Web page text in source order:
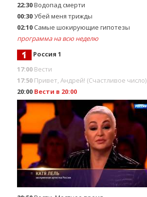
22:30Водопад смерти
00:30Убей меня трижды
02:10Самые шoкиpующие гипотезы
программа на всю неделю
Россия 1
17:00 Вести
17:50 Привет, Андрей! (Счастливое число)
20:00 Вести в 20:00